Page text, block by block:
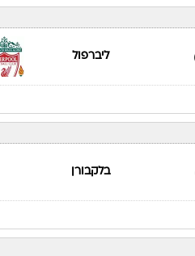
ליברפול
בלקבורן